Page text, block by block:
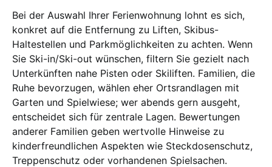
Bei der Auswahl Ihrer Ferienwohnung lohnt es sich,
konkret auf die Entfernung zu Liften, Skibus-
Haltestellen und Parkmöglichkeiten zu achten. Wenn
Sie Ski-in/Ski-out wünschen, filtern Sie gezielt nach
Unterkünften nahe Pisten oder Skiliften. Familien, die
Ruhe bevorzugen, wählen eher Ortsrandlagen mit
Garten und Spielwiese; wer abends gern ausgeht,
entscheidet sich für zentrale Lagen. Bewertungen
anderer Familien geben wertvolle Hinweise zu
kinderfreundlichen Aspekten wie Steckdosenschutz,
Treppenschutz oder vorhandenen Spielsachen.